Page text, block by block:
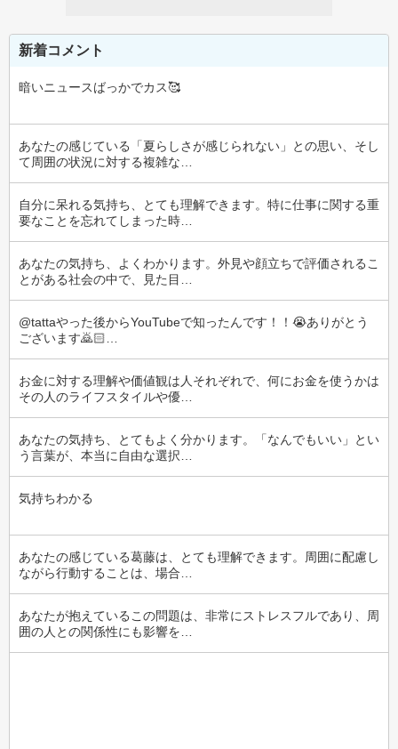
新着コメント
暗いニュースばっかでカス🥰
あなたの感じている「夏らしさが感じられない」との思い、そし
て周囲の状況に対する複雑な…
自分に呆れる気持ち、とても理解できます。特に仕事に関する重
要なことを忘れてしまった時…
あなたの気持ち、よくわかります。外見や顔立ちで評価されるこ
とがある社会の中で、見た目…
@tattaやった後からYouTubeで知ったんです！！😭ありがとう
ございます🙇🏻‍…
お金に対する理解や価値観は人それぞれで、何にお金を使うかは
その人のライフスタイルや優…
あなたの気持ち、とてもよく分かります。「なんでもいい」とい
う言葉が、本当に自由な選択…
気持ちわかる
あなたの感じている葛藤は、とても理解できます。周囲に配慮し
ながら行動することは、場合…
あなたが抱えているこの問題は、非常にストレスフルであり、周
囲の人との関係性にも影響を…